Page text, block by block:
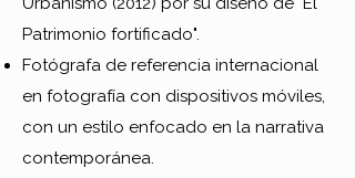
Patrimonio fortificado".
Fotógrafa de referencia internacional
en fotografía con dispositivos móviles,
con un estilo enfocado en la narrativa
contemporánea.